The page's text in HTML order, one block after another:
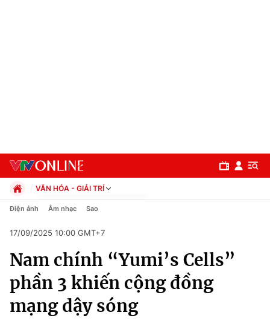
Chuyên mục
Chính trị
Xã hội
VĂN HÓA - GIẢI TRÍ
Chính trị
Pháp luật
Kinh tế
Thể thao
Truyền hình
Văn hóa - Giải trí
Y tế
Điện ảnh Âm nhạc Sao
17/09/2025 10:00 GMT+7
Nam chính “Yumi’s Cells”
phần 3 khiến cộng đồng
mạng dậy sóng